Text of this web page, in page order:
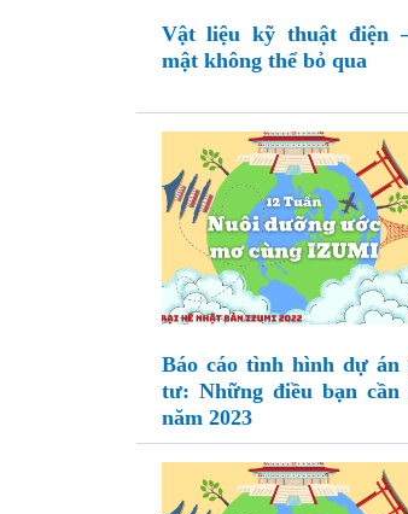
Vật liệu kỹ thuật điện
mật không thể bỏ qua
Báo cáo tình hình dự án
tư: Những điều bạn cần
năm 2023